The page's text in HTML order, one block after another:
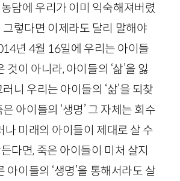
담에 우리가 이미 익숙해져버렸
그렇다면 이제라도 달리 말해야
년 4월 16일에 우리는 아이들
것이 아니라, 아이들의 ‘삶’을 잃
니 우리는 아이들의 ‘삶’을 되찾
아이들의 ‘생명’ 그 자체는 회수
나 미래의 아이들이 제대로 살 수
다면, 죽은 아이들이 미처 살지
아이들의 ‘생명’을 통해서라도 살